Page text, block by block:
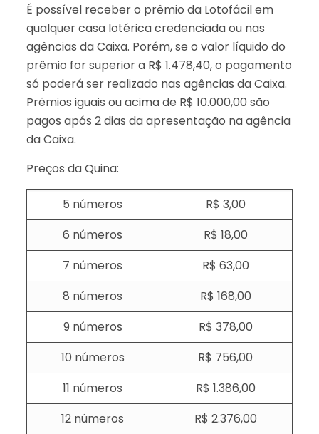
É possível receber o prêmio da Lotofácil em
qualquer casa lotérica credenciada ou nas
agências da Caixa. Porém, se o valor líquido do
prêmio for superior a R$ 1.478,40, o pagamento
só poderá ser realizado nas agências da Caixa.
Prêmios iguais ou acima de R$ 10.000,00 são
pagos após 2 dias da apresentação na agência
da Caixa.
Preços da Quina:
5 números
R$ 3,00
6 números
R$ 18,00
7 números
R$ 63,00
8 números
R$ 168,00
9 números
R$ 378,00
10 números
R$ 756,00
11 números
R$ 1.386,00
12 números
R$ 2.376,00